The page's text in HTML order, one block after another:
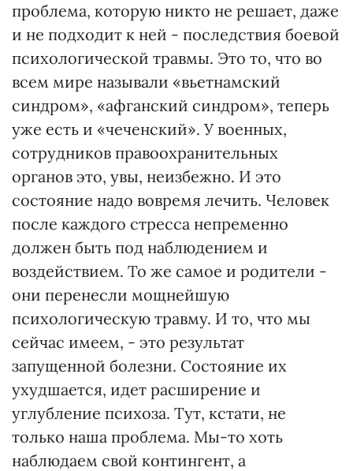
проблема, которую никто не решает, даже
и не подходит к ней - последствия боевой
психологической травмы. Это то, что во
всем мире называли «вьетнамский
синдром», «афганский синдром», теперь
уже есть и «чеченский». У военных,
сотрудников правоохранительных
органов это, увы, неизбежно. И это
состояние надо вовремя лечить. Человек
после каждого стресса непременно
должен быть под наблюдением и
воздействием. То же самое и родители -
они перенесли мощнейшую
психологическую травму. И то, что мы
сейчас имеем, - это результат
запущенной болезни. Состояние их
ухудшается, идет расширение и
углубление психоза. Тут, кстати, не
только наша проблема. Мы-то хоть
наблюдаем свой контингент, а